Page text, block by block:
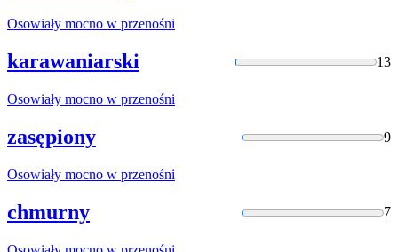
Osowiały mocno w przenośni
karawaniarski 13
Osowiały mocno w przenośni
zasępiony 9
Osowiały mocno w przenośni
chmurny 7